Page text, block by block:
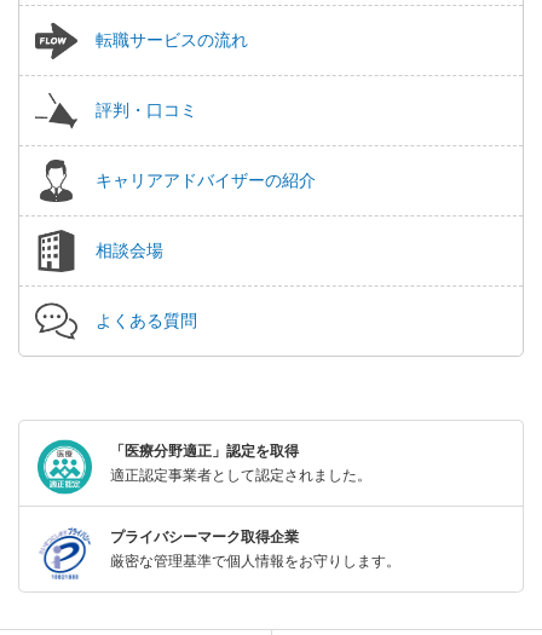
転職サービスの流れ
評判・口コミ
キャリアアドバイザーの紹介
相談会場
よくある質問
「医療分野適正」認定を取得
適正認定事業者として認定されました。
プライバシーマーク取得企業
厳密な管理基準で個人情報をお守りします。